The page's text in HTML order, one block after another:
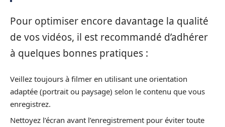
Pour optimiser encore davantage la qualité
de vos vidéos, il est recommandé d’adhérer
à quelques bonnes pratiques :
Veillez toujours à filmer en utilisant une orientation
adaptée (portrait ou paysage) selon le contenu que vous
enregistrez.
Nettoyez l’écran avant l’enregistrement pour éviter toute